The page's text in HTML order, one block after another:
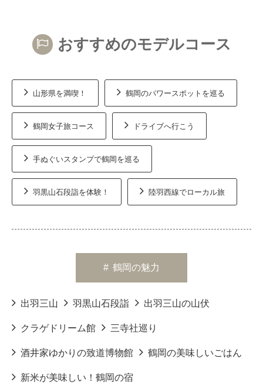
おすすめのモデルコース
山形県を満喫！ 鶴岡のパワースポットを巡る
鶴岡女子旅コース ドライブへ行こう
手ぬぐいスタンプで鶴岡を巡る
羽黒山石段詣を体験！ 陸羽西線でローカル旅
# 鶴岡の魅力
出羽三山 羽黒山石段詣 出羽三山の山伏
クラゲドリーム館 三寺社巡り
酒井家ゆかりの致道博物館 鶴岡の美味しいごはん
新米が美味しい！鶴岡の宿